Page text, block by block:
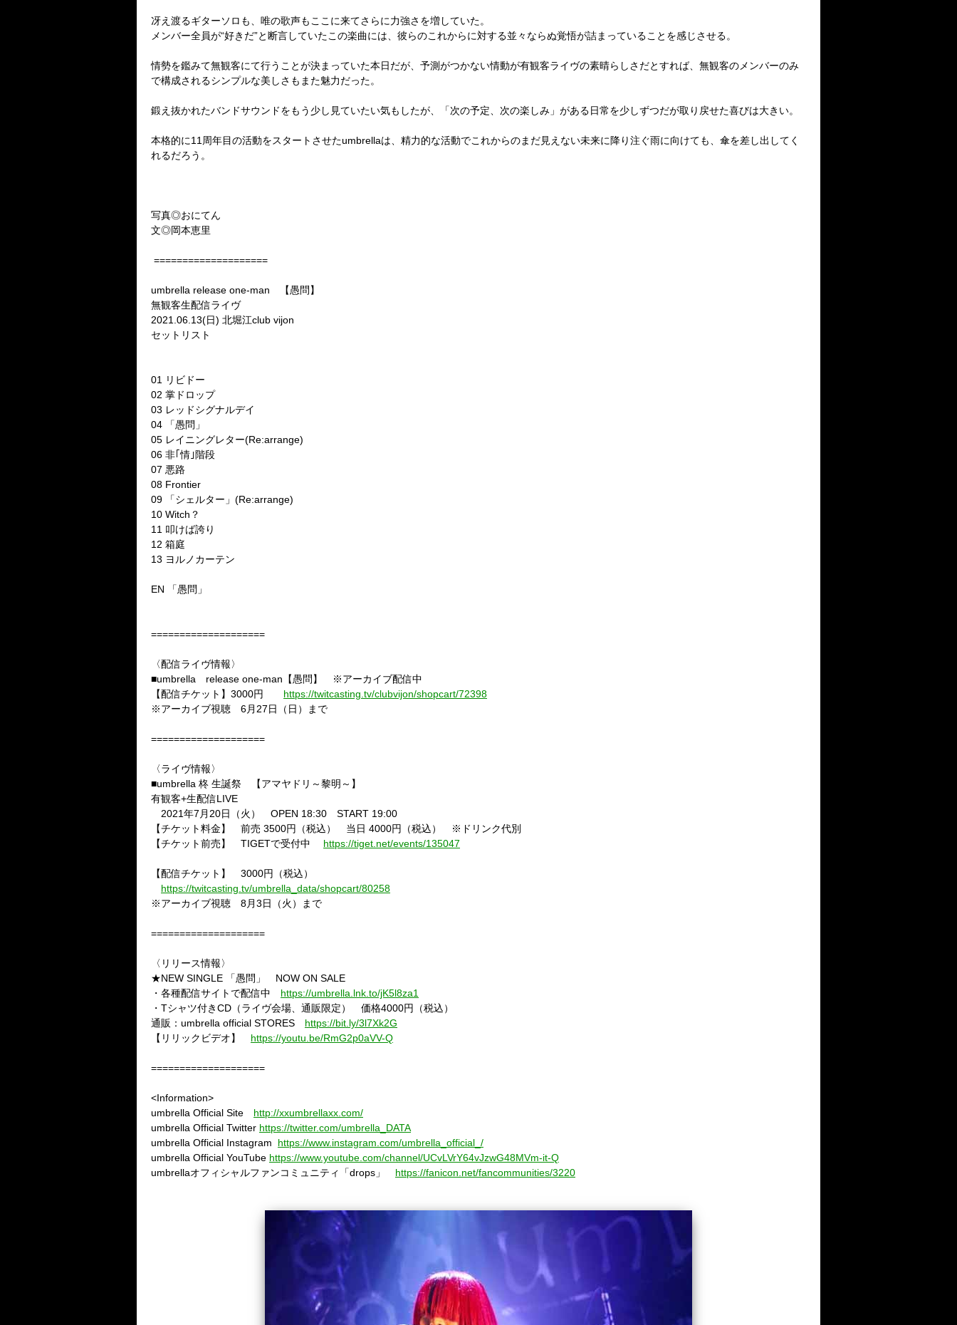
冴え渡るギターソロも、唯の歌声もここに来てさらに力強さを増していた。
メンバー全員が“好きだ”と断言していたこの楽曲には、 彼らのこれからに対する並々ならぬ覚悟が詰まっていることを感じさせる。
情勢を鑑みて無観客にて行うことが決まっていた本日だが、 予測がつかない情動が有観客ライヴの素晴らしさだとすれば、無観客のメンバーのみ
で構成されるシンプルな美しさもまた魅力だった。
鍛え抜かれたバンドサウンドをもう少し見ていたい気もしたが、 「次の予定、次の楽しみ」がある日常を少しずつだが取り戻せた喜びは大きい。
本格的に11 周年目の活動をスタートさせたumbrellaは、精力的な活動でこれからのまだ見えない未来に降り注ぐ雨に向けても、傘を差し出してく
れるだろう。
写真◎おにてん
文◎岡本恵里
====================
umbrella release one-man 【愚問】
無観客生配信ライヴ
2021.06.13(日) 北堀江club vijon
セットリスト
01
リビドー
02 掌ドロップ
03 レッドシグナルデイ
04
「愚問」
05 レイニングレター(Re:arrange)
06 非｢情｣階段
07 悪路
08 Frontier
09
「シェルター」 (Re:arrange)
10 Witch ？
11 叩けば誇り
12 箱庭
13 ヨルノカーテン
EN 「愚問」
====================
〈配信ライヴ情報〉
■umbrella release one-man 【愚問】 ※アーカイブ配信中
【配信チケット】 3000円 https://twitcasting.tv/clubvijon/shopcart/72398
※アーカイブ視聴 6月 27日（日）まで
====================
〈ライヴ情報〉
■umbrella 柊 生誕祭 【アマヤドリ～黎明～】
有観客+生配信LIVE
2021年7 月 20日（火） OPEN 18:30
START 19:00
【チケット料金】 前売 3500円（税込） 当日 4000円（税込） ※ドリンク代別
【チケット前売】 TIGETで受付中 https://tiget.net/events/135047
【配信チケット】 3000円（税込）
https://twitcasting.tv/umbrella_data/shopcart/80258
※アーカイブ視聴 8月3日（火）まで
====================
〈リリース情報〉
★NEW SINGLE
「愚問」 NOW ON SALE
・各種配信サイトで配信中 https://umbrella.lnk.to/jK5l8za1
・ Tシャツ付きCD （ライヴ会場、通販限定） 価格4000円（税込）
通販： umbrella official STORES
https://bit.ly/3l7Xk2G
【リリックビデオ】 https://youtu.be/RmG2p0aVV-Q
====================
<Information>
umbrella Official Site
http://xxumbrellaxx.com/
umbrella Official Twitter https://twitter.com/umbrella_DATA
umbrella Official Instagram https://www.instagram.com/umbrella_official_/
umbrella Official YouTube https://www.youtube.com/channel/UCvLVrY64vJzwG48MVm-it-Q
umbrellaオフィシャルファンコミュニティ「drops 」 https://fanicon.net/fancommunities/3220